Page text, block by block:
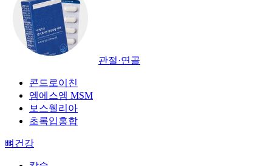
관절·연골
콘드로이친
엠에스엠 MSM
보스웰리아
초록입홍합
뼈건강